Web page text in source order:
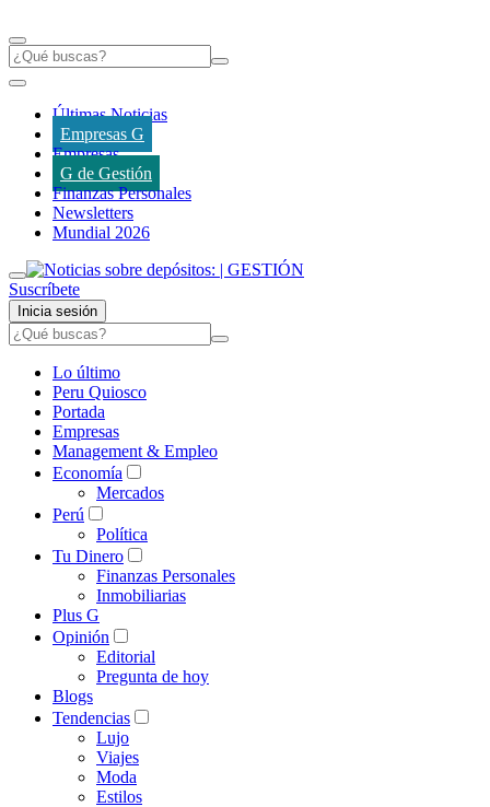
Últimas Noticias
Empresas G
Empresas
G de Gestión
Finanzas Personales
Newsletters
Mundial 2026
Suscríbete
Inicia sesión
Lo último
Peru Quiosco
Portada
Empresas
Management & Empleo
Economía
Mercados
Perú
Política
Tu Dinero
Finanzas Personales
Inmobiliarias
Plus G
Opinión
Editorial
Pregunta de hoy
Blogs
Tendencias
Lujo
Viajes
Moda
Estilos